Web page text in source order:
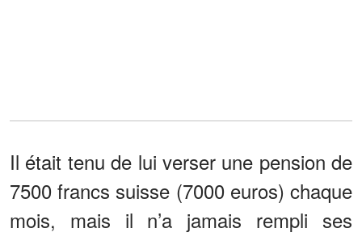
Il était tenu de lui verser une pension de
7500 francs suisse (7000 euros) chaque
mois, mais il n’a jamais rempli ses